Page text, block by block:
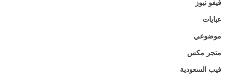
فيفو نيوز
عبايات
موضوعي
متجر مكس
فيب السعودية